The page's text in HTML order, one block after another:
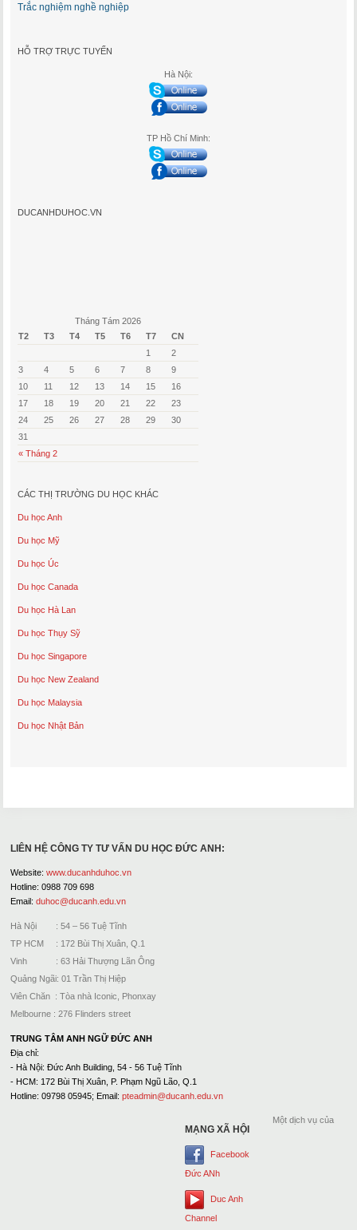
Trắc nghiệm nghề nghiệp
HỖ TRỢ TRỰC TUYẾN
Hà Nội:
TP Hồ Chí Minh:
DUCANHDUHOC.VN
Tháng Tám 2026
T2
T3 T4 T5 T6 T7 CN
« Tháng 2
1
2
3
4 5 6 7 8
9
10
11 12 13 14 15
16
17
18 19 20 21 22
23
24
25 26 27 28 29
30
31
CÁC THỊ TRƯỜNG DU HỌC KHÁC
Du học Anh
Du học Mỹ
Du học Úc
Du học Canada
Du học Hà Lan
Du học Thụy Sỹ
Du học Singapore
Du học New Zealand
Du học Malaysia
Du học Nhật Bản
LIÊN HỆ CÔNG TY TƯ VẤN DU HỌC ĐỨC ANH:
Website: www.ducanhduhoc.vn
Hotline: 0988 709 698
Email: duhoc@ducanh.edu.vn
Hà Nội : 54 – 56 Tuệ Tĩnh
TP HCM : 172 Bùi Thị Xuân, Q.1
Vinh : 63 Hải Thượng Lãn Ông
Quảng Ngãi: 01 Trần Thị Hiệp
Viên Chăn : Tòa nhà Iconic, Phonxay
Melbourne : 276 Flinders street
TRUNG TÂM ANH NGỮ ĐỨC ANH
Địa chỉ:
- Hà Nội: Đức Anh Building, 54 - 56 Tuệ Tĩnh
- HCM: 172 Bùi Thị Xuân, P. Phạm Ngũ Lão, Q.1
Hotline: 09798 05945; Email: pteadmin@ducanh.edu.vn
MẠNG XÃ HỘI
Facebook
Đức ANh
Duc Anh
Channel
Một dịch vụ của